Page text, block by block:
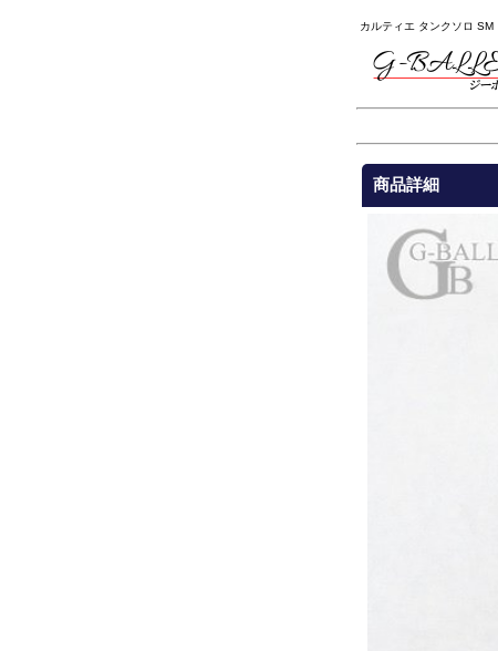
カルティエ タンクソロ SM
商品詳細